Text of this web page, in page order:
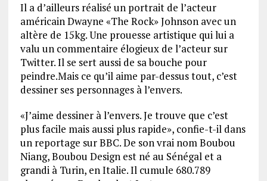
Il a d’ailleurs réalisé un portrait de l’acteur
américain Dwayne «The Rock» Johnson avec un
altère de 15kg. Une prouesse artistique qui lui a
valu un commentaire élogieux de l’acteur sur
Twitter. Il se sert aussi de sa bouche pour
peindre.Mais ce qu’il aime par-dessus tout, c’est
dessiner ses personnages à l’envers.
«J’aime dessiner à l’envers. Je trouve que c’est
plus facile mais aussi plus rapide», confie-t-il dans
un reportage sur BBC. De son vrai nom Boubou
Niang, Boubou Design est né au Sénégal et a
grandi à Turin, en Italie. Il cumule 680.789